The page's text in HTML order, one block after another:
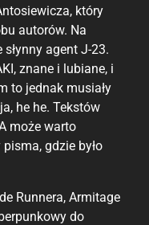
który
autorów. Na
słynny agent J-23.
znane i lubiane, i
to jednak musiały
he he. Tekstów
może warto
gdzie było
Runnera, Armitage
do